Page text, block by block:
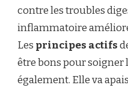
contre les troubles
inflammatoire
Les principes actifs
être bons pour soigner
également. Elle va